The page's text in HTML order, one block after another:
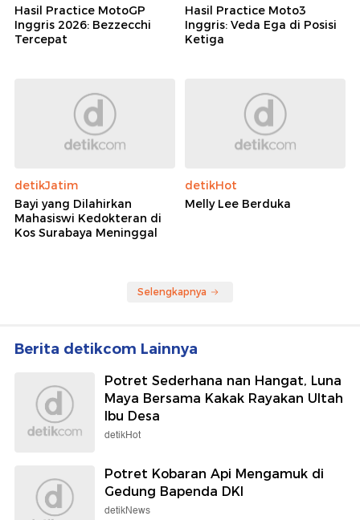
Hasil Practice MotoGP
Inggris 2026: Bezzecchi
Tercepat
Hasil Practice Moto3
Inggris: Veda Ega di Posisi
Ketiga
detikJatim
Bayi yang Dilahirkan
Mahasiswi Kedokteran di
Kos Surabaya Meninggal
detikHot
Melly Lee Berduka
Selengkapnya
Berita detikcom Lainnya
Potret Sederhana nan Hangat, Luna
Maya Bersama Kakak Rayakan Ultah
Ibu Desa
detikHot
Potret Kobaran Api Mengamuk di
Gedung Bapenda DKI
detikNews